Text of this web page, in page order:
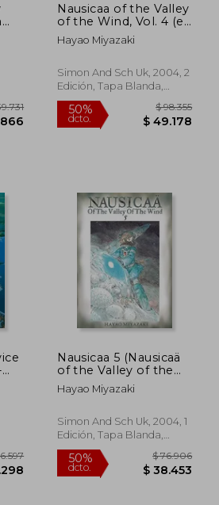
Nausicaa of the Valley
of the Wind, Vol. 4 (en
Inglés)
Hayao Miyazaki
Simon And Sch Uk, 2004, 2
Edición, Tapa Blanda,
Nuevo
Nausicaa 5 (Nausicaä
of the Valley of the
Wind) (en Inglés)
Hayao Miyazaki
Simon And Sch Uk, 2004, 1
Edición, Tapa Blanda,
Nuevo